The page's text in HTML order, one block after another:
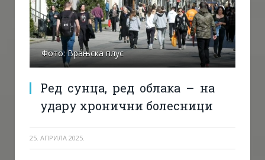
Фото: Врањска плус
Ред сунца, ред облака – на
удару хронични болесници
25. АПРИЛА 2025.